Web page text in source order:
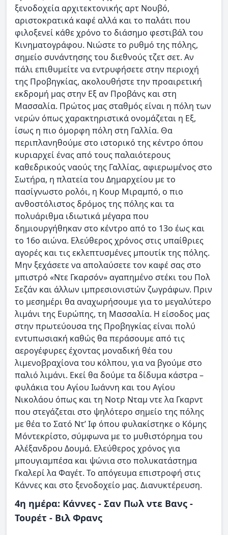
ξενοδοχεία αρχιτεκτονικής αρτ Νουβό,
αριστοκρατικά καφέ αλλά και το παλάτι που
φιλοξενεί κάθε χρόνο το διάσημο φεστιβάλ του
Κινηματογράφου. Νιώστε το ρυθμό της πόλης,
σημείο συνάντησης του διεθνούς τζετ σετ. Αν
πάλι επιθυμείτε να εντρυφήσετε στην περιοχή
της Προβηγκίας, ακολουθήστε την προαιρετική
εκδρομή μας στην Εξ αν Προβάνς και στη
Μασσαλία. Πρώτος μας σταθμός είναι η πόλη των
νερών όπως χαρακτηριστικά ονομάζεται η Εξ,
ίσως η πιο όμορφη πόλη στη Γαλλία. Θα
περιπλανηθούμε στο ιστορικό της κέντρο όπου
κυριαρχεί ένας από τους παλαιότερους
καθεδρικούς ναούς της Γαλλίας, αφιερωμένος στο
Σωτήρα, η πλατεία του Δημαρχείου με το
πασίγνωστο ρολόι, η Κουρ Μιραμπό, ο πιο
ανθοστόλιστος δρόμος της πόλης και τα
πολυάριθμα ιδιωτικά μέγαρα που
δημιουργήθηκαν στο κέντρο από το 13ο έως και
το 16ο αιώνα. Ελεύθερος χρόνος στις υπαίθριες
αγορές και τις εκλεπτυσμένες μπουτίκ της πόλης.
Μην ξεχάσετε να απολαύσετε τον καφέ σας στο
μπιστρό «Ντε Γκαρσόν» αγαπημένο στέκι του Πολ
Σεζάν και άλλων ιμπρεσιονιστών ζωγράφων. Πριν
το μεσημέρι θα αναχωρήσουμε για το μεγαλύτερο
λιμάνι της Ευρώπης, τη Μασσαλία. Η είσοδος μας
στην πρωτεύουσα της Προβηγκίας είναι πολύ
εντυπωσιακή καθώς θα περάσουμε από τις
αερογέφυρες έχοντας μοναδική θέα του
λιμενοβραχίονα του κόλπου, για να βγούμε στο
παλιό λιμάνι. Εκεί θα δούμε τα δίδυμα κάστρα –
φυλάκια του Αγίου Ιωάννη και του Αγίου
Νικολάου όπως και τη Νοτρ Νταμ ντε λα Γκαρντ
που στεγάζεται στο ψηλότερο σημείο της πόλης
με θέα το Σατό Ντ’ Ιφ όπου φυλακίστηκε ο Κόμης
Μόντεκρίστο, σύμφωνα με το μυθιστόρημα του
Αλέξανδρου Δουμά. Ελεύθερος χρόνος για
μπουγιαμπέσα και ψώνια στο πολυκατάστημα
Γκαλερί λα Φαγέτ. Το απόγευμα επιστροφή στις
Κάννες και στο ξενοδοχείο μας. Διανυκτέρευση.
4η ημέρα: Κάννες - Σαν Πωλ ντε Βανς -
Τουρέτ - Βιλ Φρανς